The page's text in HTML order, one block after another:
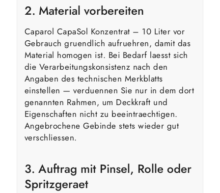
2. Material vorbereiten
Caparol CapaSol Konzentrat – 10 Liter vor
Gebrauch gruendlich aufruehren, damit das
Material homogen ist. Bei Bedarf laesst sich
die Verarbeitungskonsistenz nach den
Angaben des technischen Merkblatts
einstellen — verduennen Sie nur in dem dort
genannten Rahmen, um Deckkraft und
Eigenschaften nicht zu beeintraechtigen.
Angebrochene Gebinde stets wieder gut
verschliessen.
3. Auftrag mit Pinsel, Rolle oder
Spritzgeraet